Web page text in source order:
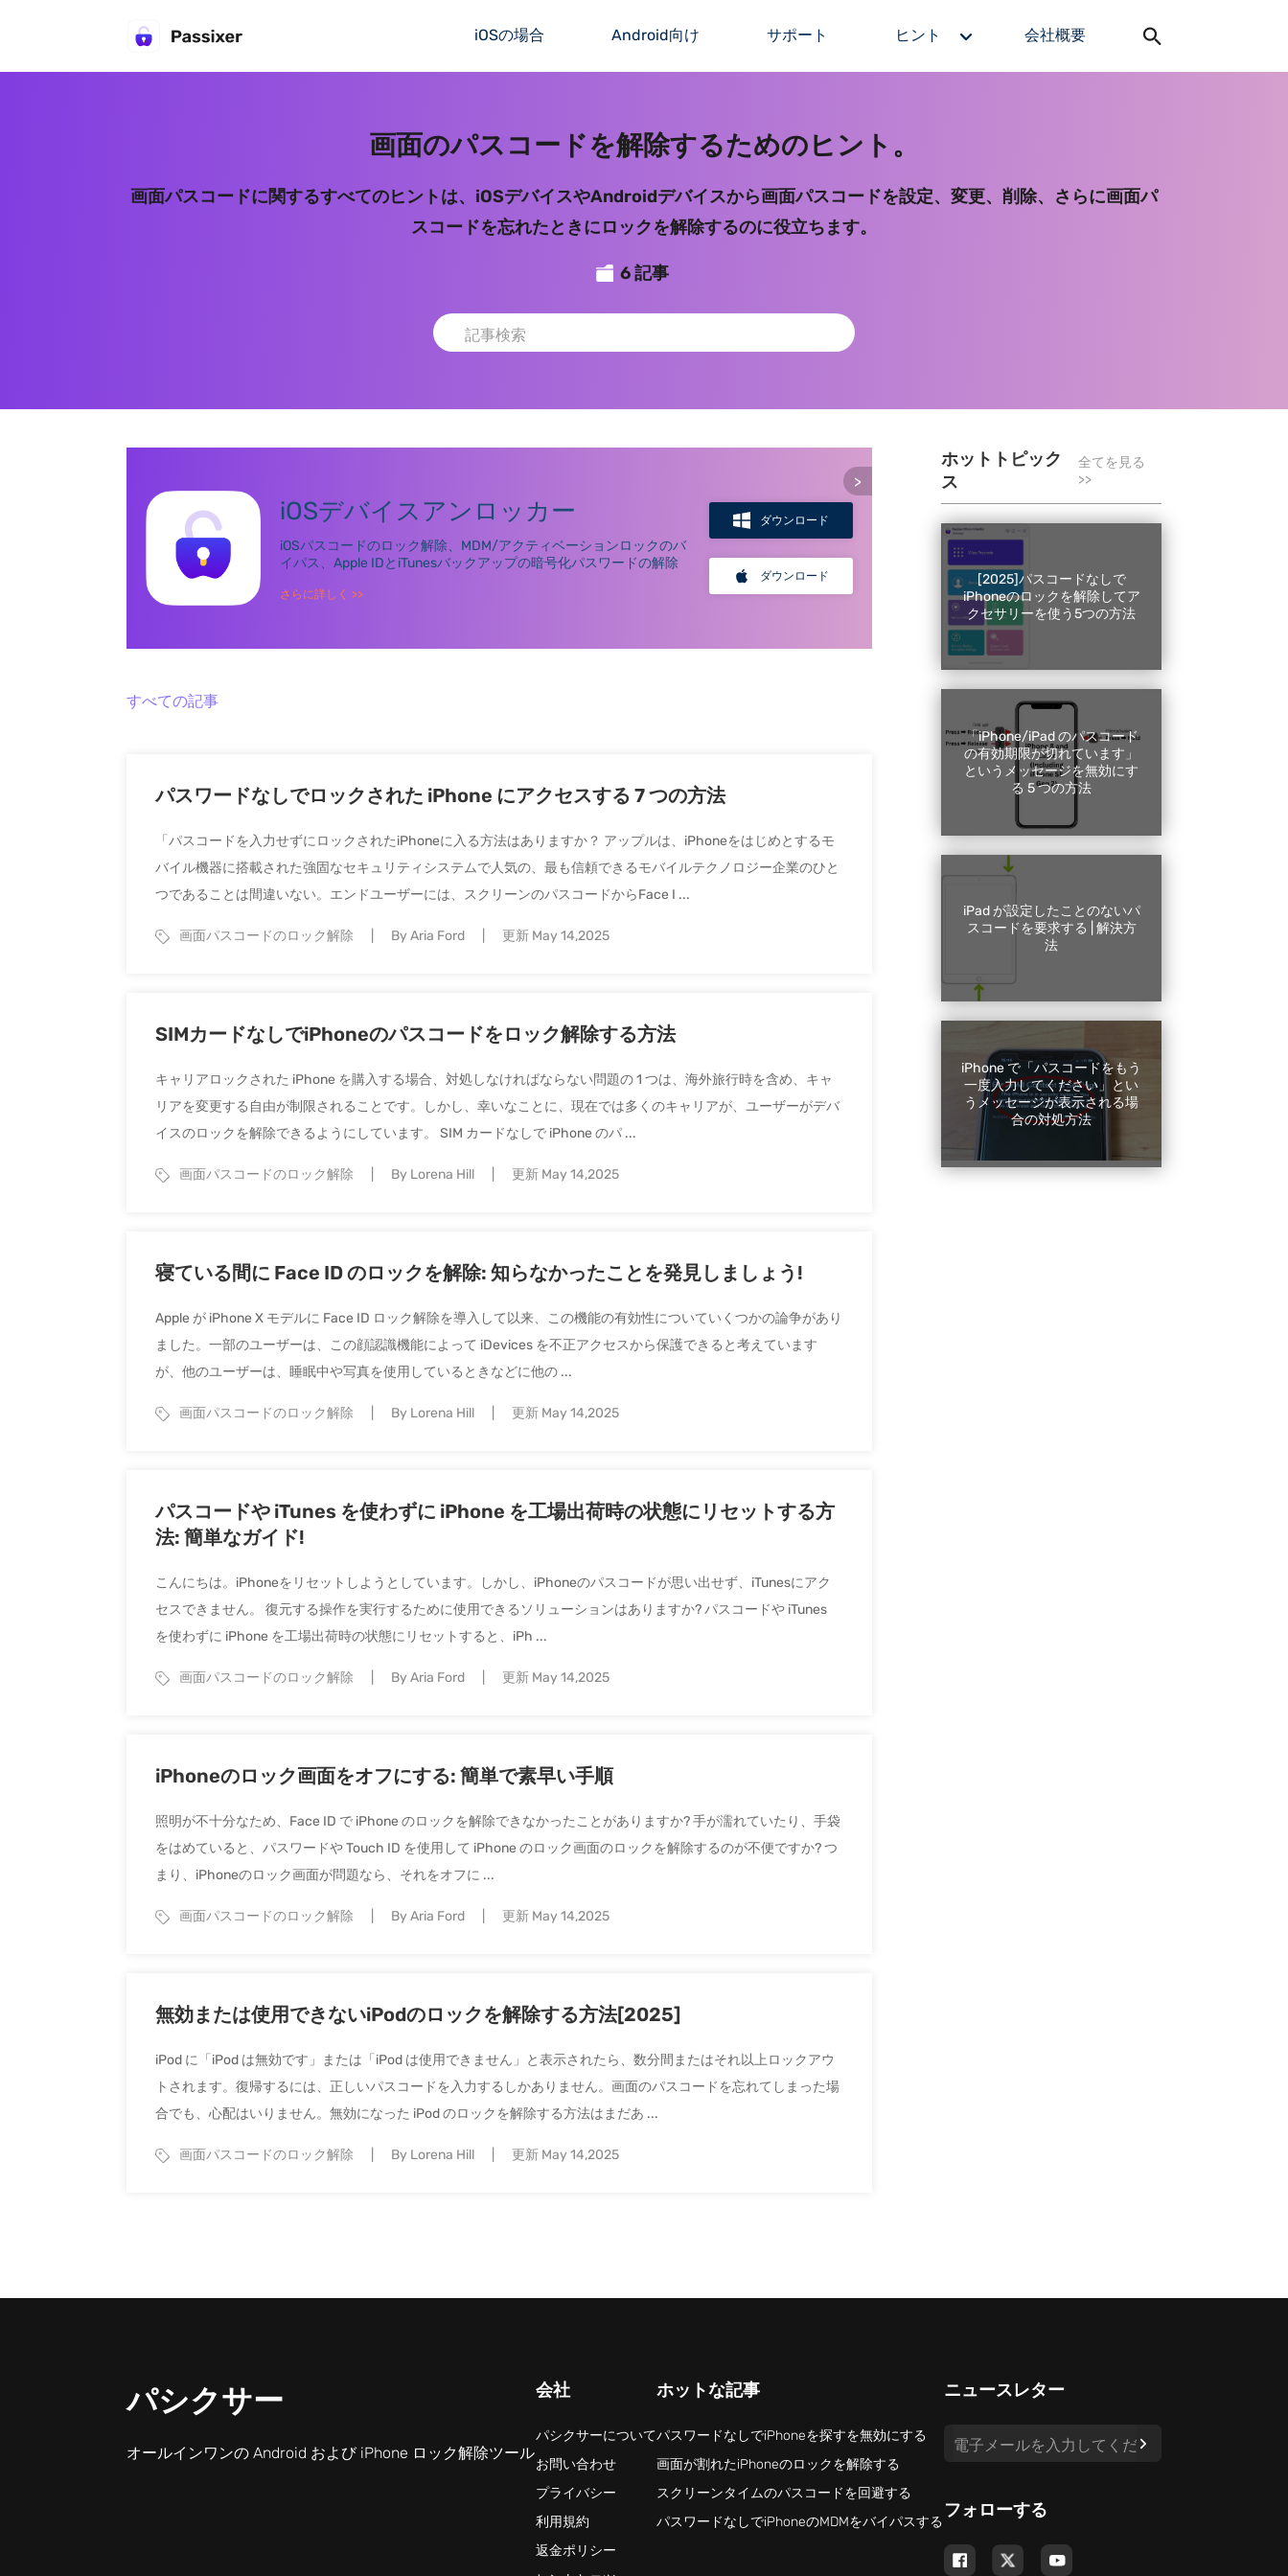
iOSの場合 Android向け サポート ヒント 会社概要
画面のパスコードを解除するためのヒント。
画面パスコードに関するすべてのヒントは、iOSデバイスやAndroidデバイスから画面パスコードを設定、変更、削除、さらに画面パ
スコードを忘れたときにロックを解除するのに役立ちます。
6 記事
iOSデバイスアンロッカー
iOSパスコードのロック解除、MDM/アクティベーションロックのバ
イパス、Apple IDとiTunesバックアップの暗号化パスワードの解除
さらに詳しく>>
ダウンロード
ダウンロード
iOSデバイスアンロッ
さらに詳しく>>
>
すべての記事
パスワードなしでロックされた iPhone にアクセスする 7 つの方法
「パスコードを入力せずにロックされたiPhoneに入る方法はありますか？ アップルは、iPhoneをはじめとするモ
バイル機器に搭載された強固なセキュリティシステムで人気の、最も信頼できるモバイルテクノロジー企業のひと
つであることは間違いない。エンドユーザーには、スクリーンのパスコードからFace I ...
画面パスコードのロック解除 By Aria Ford 更新 May 14,2025
SIMカードなしでiPhoneのパスコードをロック解除する方法
キャリアロックされた iPhone を購入する場合、対処しなければならない問題の 1 つは、海外旅行時を含め、キャ
リアを変更する自由が制限されることです。しかし、幸いなことに、現在では多くのキャリアが、ユーザーがデバ
イスのロックを解除できるようにしています。 SIM カードなしで iPhone のパ ...
画面パスコードのロック解除 By Lorena Hill 更新 May 14,2025
寝ている間に Face ID のロックを解除: 知らなかったことを発見しましょう!
Apple が iPhone X モデルに Face ID ロック解除を導入して以来、この機能の有効性についていくつかの論争があり
ました。一部のユーザーは、この顔認識機能によって iDevices を不正アクセスから保護できると考えています
が、他のユーザーは、睡眠中や写真を使用しているときなどに他の ...
画面パスコードのロック解除 By Lorena Hill 更新 May 14,2025
パスコードや iTunes を使わずに iPhone を工場出荷時の状態にリセットする方
法: 簡単なガイド!
こんにちは。iPhoneをリセットしようとしています。しかし、iPhoneのパスコードが思い出せず、iTunesにアク
セスできません。 復元する操作を実行するために使用できるソリューションはありますか? パスコードや iTunes
を使わずに iPhone を工場出荷時の状態にリセットすると、iPh ...
画面パスコードのロック解除 By Aria Ford 更新 May 14,2025
iPhoneのロック画面をオフにする: 簡単で素早い手順
照明が不十分なため、Face ID で iPhone のロックを解除できなかったことがありますか? 手が濡れていたり、手袋
をはめていると、パスワードや Touch ID を使用して iPhone のロック画面のロックを解除するのが不便ですか? つ
まり、iPhoneのロック画面が問題なら、それをオフに ...
画面パスコードのロック解除 By Aria Ford 更新 May 14,2025
無効または使用できないiPodのロックを解除する方法[2025]
iPod に「iPod は無効です」または「iPod は使用できません」と表示されたら、数分間またはそれ以上ロックアウ
トされます。復帰するには、正しいパスコードを入力するしかありません。画面のパスコードを忘れてしまった場
合でも、心配はいりません。無効になった iPod のロックを解除する方法はまだあ ...
画面パスコードのロック解除 By Lorena Hill 更新 May 14,2025
ホットトピック
ス
全てを見る
>>
[2025]パスコードなしで
iPhoneのロックを解除してア
クセサリーを使う5つの方法
「iPhone/iPad のパスコード
の有効期限が切れています」
というメッセージを無効にす
る 5 つの方法
iPad が設定したことのないパ
スコードを要求する | 解決方
法
iPhone で「パスコードをもう
一度入力してください」とい
うメッセージが表示される場
合の対処方法
パシクサー
オールインワンの Android および iPhone ロック解除ツール
会社
パシクサーについて
お問い合わせ
プライバシー
利用規約
返金ポリシー
ホットな記事
パスワードなしでiPhoneを探すを無効にする
画面が割れたiPhoneのロックを解除する
スクリーンタイムのパスコードを回避する
パスワードなしでiPhoneのMDMをバイパスする
ニュースレター
フォローする